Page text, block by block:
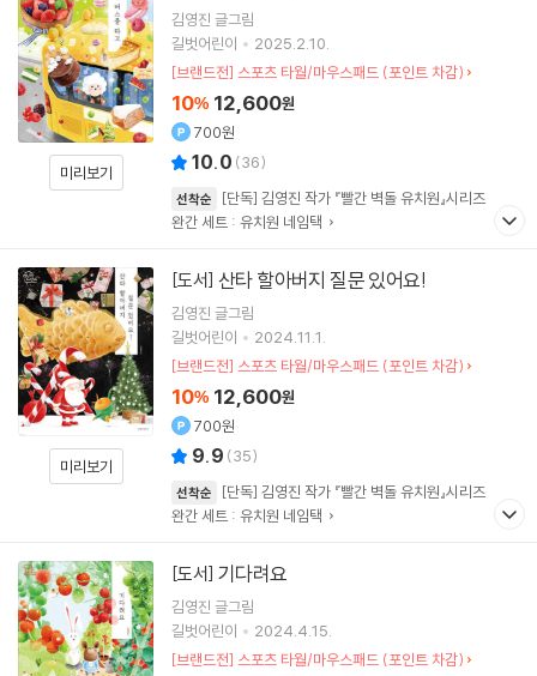
미리보기
김영진 글그림
길벗어린이
2025.2.10.
[브랜드전] 스포츠 타월/마우스패드 (포인트 차감)
10% 12,600원
700원
10.0 (36)
선착순
[단독] 김영진 작가 『빨간 벽돌 유치원』시리즈
완간 세트 : 유치원 네임택
미리보기
[도서] 산타 할아버지 질문 있어요!
김영진 글그림
길벗어린이
2024.11.1.
[브랜드전] 스포츠 타월/마우스패드 (포인트 차감)
10% 12,600원
700원
9.9 (35)
선착순
[단독] 김영진 작가 『빨간 벽돌 유치원』시리즈
완간 세트 : 유치원 네임택
[도서] 기다려요
김영진 글그림
길벗어린이
2024.4.15.
[브랜드전] 스포츠 타월/마우스패드 (포인트 차감)